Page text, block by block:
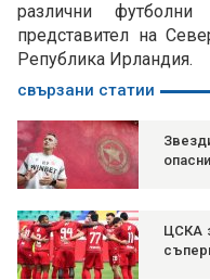
различни
представител на
Република Ирландия.
свързани статии
ЦСКА